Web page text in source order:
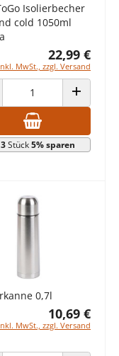
Isolierbecher
cold 1050ml
22,99 €
MwSt., zzgl. Versand
VERRINGERN ANZAHL
3Stück5% sparen
0,7l
10,69 €
MwSt., zzgl. Versand